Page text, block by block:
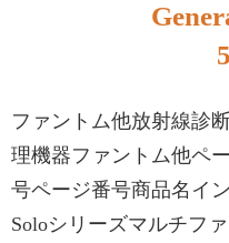
ファントム他放射線診
理機器ファントム他ペ
号ページ番号商品名イ
Soloシリーズマルチフ